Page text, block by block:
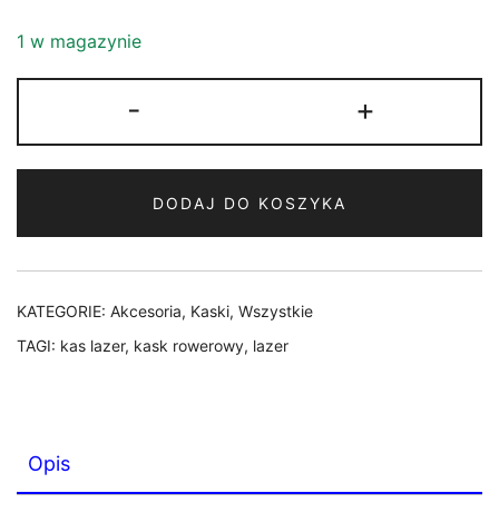
1 w magazynie
-
Lazer
KinetiCore
Matte
Red
(czerwony)
rozmiar
+
DODAJ DO KOSZYKA
KATEGORIE: Akcesoria, Kaski, Wszystkie
TAGI: kas lazer, kask rowerowy, lazer
Opis